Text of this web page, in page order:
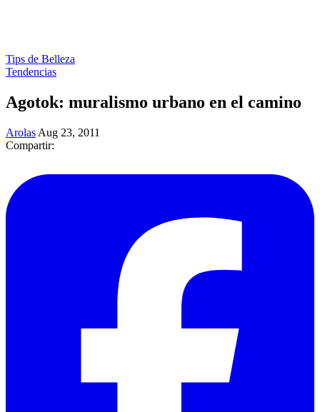
Tips de Belleza
Tendencias
Agotok: muralismo urbano en el camino
Arolas Aug 23, 2011
Compartir: